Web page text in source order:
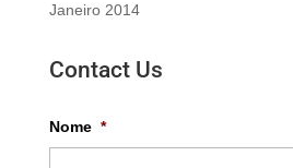
Janeiro 2014
Contact Us
Nome *